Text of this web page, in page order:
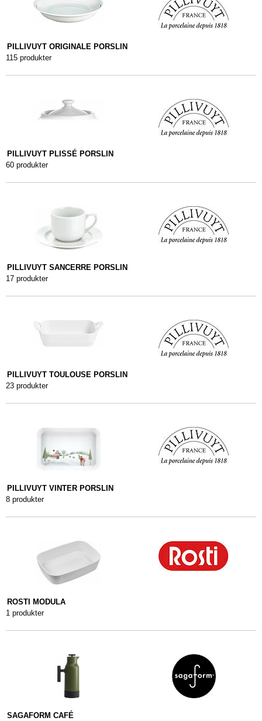
PILLIVUYT ORIGINALE PORSLIN
115 produkter
PILLIVUYT PLISSÉ PORSLIN
60 produkter
PILLIVUYT SANCERRE PORSLIN
17 produkter
PILLIVUYT TOULOUSE PORSLIN
23 produkter
PILLIVUYT VINTER PORSLIN
8 produkter
ROSTI MODULA
1 produkter
SAGAFORM CAFÉ